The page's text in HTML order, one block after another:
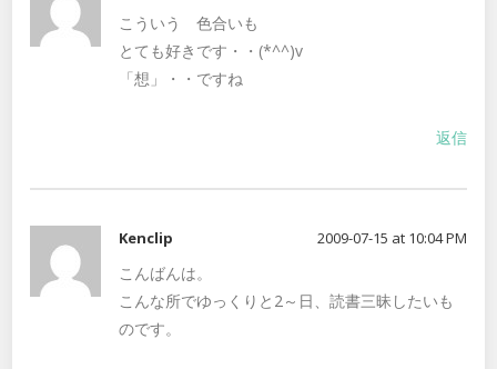
こういう 色合いも
とても好きです・・(*^^)v
「想」・・ですね
返信
Kenclip 2009-07-15 at 10:04 PM
こんばんは。
こんな所でゆっくりと2～日、読書三昧したいも
のです。